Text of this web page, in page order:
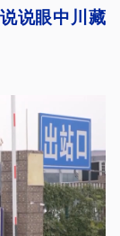
说眼中川藏